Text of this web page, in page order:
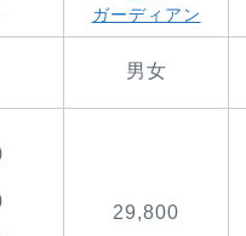
ガーディアン
男女
29,800